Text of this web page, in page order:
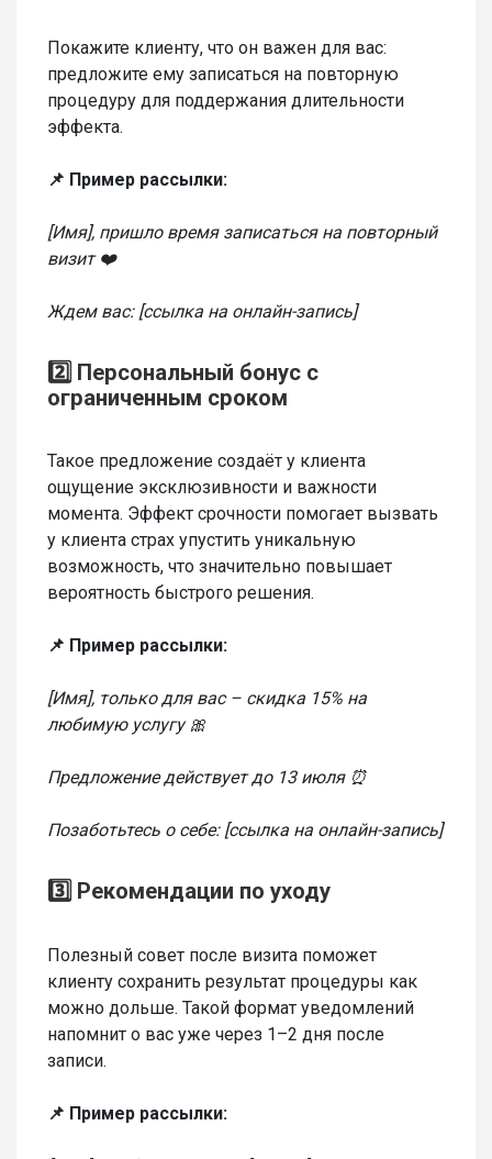
Покажите клиенту, что он важен для вас:
предложите ему записаться на повторную
процедуру для поддержания длительности
эффекта.
📌 Пример рассылки:
[Имя], пришло время записаться на повторный
визит ❤️
Ждем вас: [ссылка на онлайн-запись]
2️⃣ Персональный бонус с
ограниченным сроком
Такое предложение создаёт у клиента
ощущение эксклюзивности и важности
момента. Эффект срочности помогает вызвать
у клиента страх упустить уникальную
возможность, что значительно повышает
вероятность быстрого решения.
📌 Пример рассылки:
[Имя], только для вас – скидка 15% на
любимую услугу 🎀
Предложение действует до 13 июля ⏰
Позаботьтесь о себе: [ссылка на онлайн-запись]
3️⃣ Рекомендации по уходу
Полезный совет после визита поможет
клиенту сохранить результат процедуры как
можно дольше. Такой формат уведомлений
напомнит о вас уже через 1–2 дня после
записи.
📌 Пример рассылки: